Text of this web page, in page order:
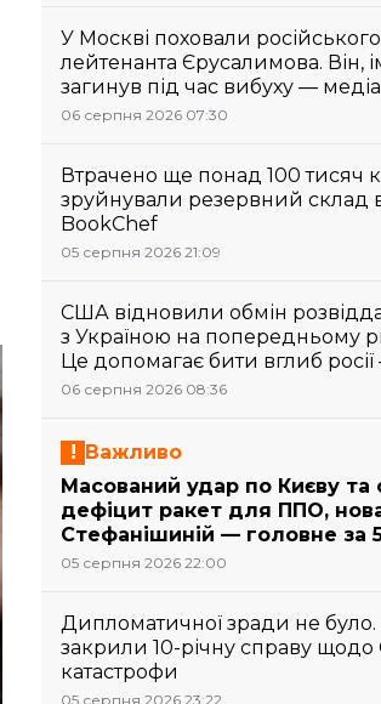
У Москві поховали
лейтенанта Єрусалимова. Він,
загинув під час вибуху — медіа
06 серпня 2026 07:30
Втрачено ще понад 100 тисяч
зруйнували резервний склад
BookChef
05 серпня 2026 21:09
США відновили обмін
з Україною на попередньому
Це допомагає бити вглиб
06 серпня 2026 08:36
Важливо
Масований удар по Києву та
дефіцит ракет для ППО,
Стефанішиній — головне за
05 серпня 2026 22:00
Дипломатичної зради не
закрили 10-річну справу щодо
катастрофи
05 серпня 2026 23:22